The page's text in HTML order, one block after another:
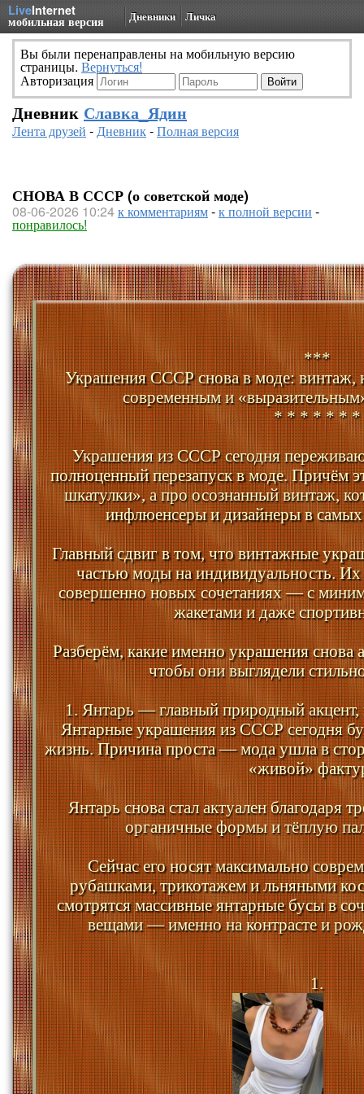
LiveInternet
мобильная версия Дневники Личка
Вы были перенаправлены на мобильную версию
страницы. Вернуться!
Авторизация
Дневник Славка_Ядин
Лента друзей -Дневник-Полная версия
СНОВА В СССР (о советской моде)
08-06-2026 10:24к комментариям-к полной версии -
понравилось!
***
Украшения СССР снова в моде: винтаж,
современным и
* * * * * * *
Украшения из СССР сегодня
полноценный перезапуск в моде. Причём
шкатулки», а про осознанный винтаж,
инфлюенсеры и дизайнеры в
Главный сдвиг в том, что винтажные
частью моды на индивидуальность. Их
совершенно новых сочетаниях — с
жакетами и даже
Разберём, какие именно украшения снова
чтобы они выглядели
1. Янтарь — главный природный
Янтарные украшения из СССР сегодня
жизнь. Причина проста — мода ушла в
«живой»
Янтарь снова стал актуален благодаря
органичные формы и тёплую
Сейчас его носят максимально
рубашками, трикотажем и льняными
смотрятся массивные янтарные бусы в
вещами — именно на контрасте и
1.